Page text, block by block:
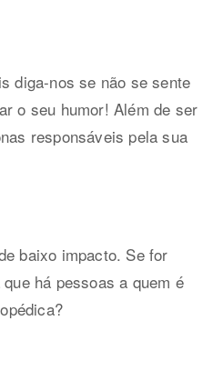
diga-nos se não se sente
o seu humor! Além de ser
responsáveis pela sua
baixo impacto. Se for
há pessoas a quem é